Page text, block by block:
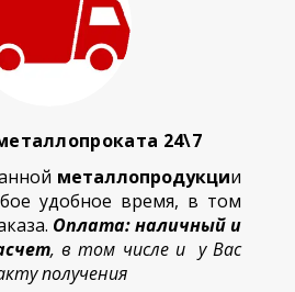
24\7
металлопродукции
удобное время, в том
Оплата: наличный и
, в том числе и у Вас
получения